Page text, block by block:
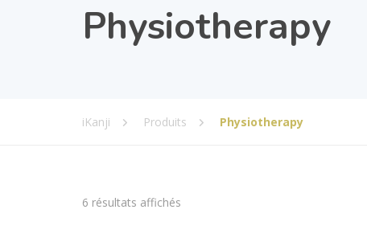
Physiotherapy
iKanji Produits Physiotherapy
6 résultats affichés